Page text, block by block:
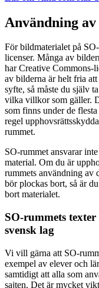
Användning
För bildmaterialet på
licenser. Många av
har Creative Commons-
av bilderna är helt fria
syfte, så måste du själv
vilka villkor som gäller.
som finns under de
regel
rummet.
SO-rummet ansvarar
material. Om du är
rummets användning av
bör plockas bort, så är
bort materialet.
SO-rummets
svensk lag
Vi vill gärna att SO-
exempel av elever och
samtidigt att alla som
sajten. Det är mycket